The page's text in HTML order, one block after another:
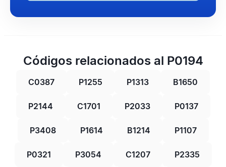
Códigos relacionados al P0194
C0387 P1255 P1313 B1650
P2144 C1701 P2033 P0137
P3408 P1614 B1214 P1107
P0321 P3054 C1207 P2335